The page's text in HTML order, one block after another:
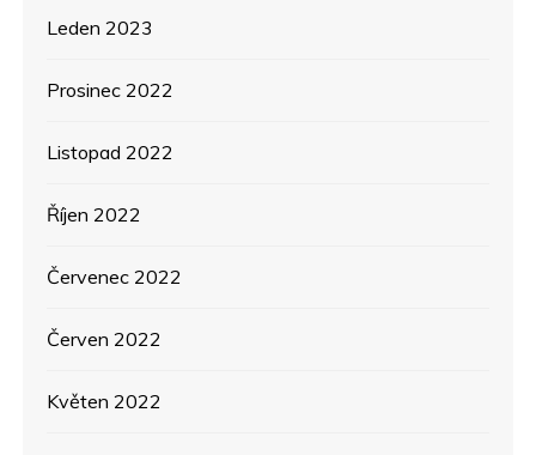
Leden 2023
Prosinec 2022
Listopad 2022
Říjen 2022
Červenec 2022
Červen 2022
Květen 2022